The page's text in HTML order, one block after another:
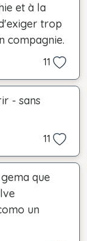
et à la
trop
compagnie.
11
- sans
11
que
un